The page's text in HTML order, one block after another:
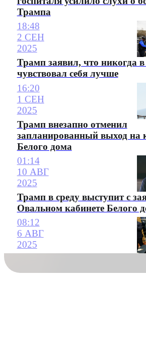
Трампа
18:48
2 СЕН
2025
Трамп заявил, что никогда
чувствовал себя лучше
16:20
1 СЕН
2025
Трамп внезапно отменил
запланированный выход
Белого дома
01:14
10 АВГ
2025
Трамп в среду выступит с
Овальном кабинете Белого
08:12
6 АВГ
2025